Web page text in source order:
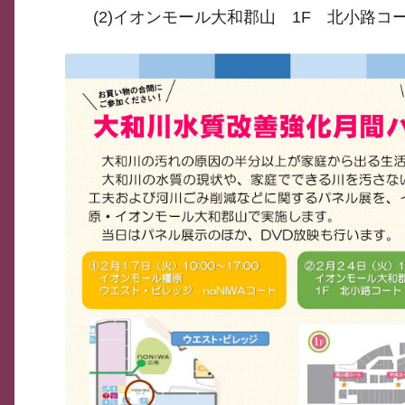
(2)イオンモール大和郡山 1F 北小路コ